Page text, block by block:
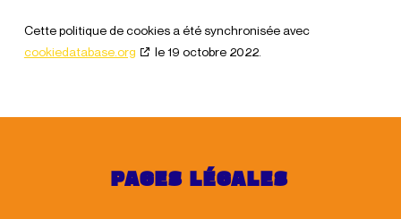
Cette politique de cookies a été synchronisée avec
cookiedatabase.org
le 19 octobre 2022.
PAGES LÉGALES